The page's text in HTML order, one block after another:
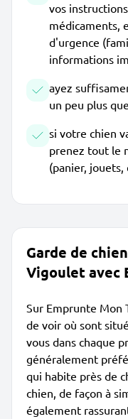
vos
médicaments,
d'urgence
informations
ayez
un peu plus
si votre chien
prenez tout le
(panier, jouets,
Garde de
Vigoulet avec
Sur Emprunte Mon
de voir où sont
vous dans chaque
généralement
qui habite près de
chien, de façon à
également